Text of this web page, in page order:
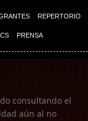
REPERTORIO
PRENSA
consultando el
aún al no